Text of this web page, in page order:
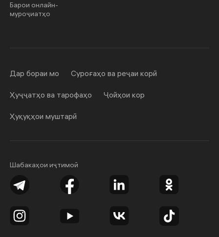
Барои онлайн-
муроҷиатҳо
Шабакаҳои иҷтимоӣ
Дар бораи мо Суроғаҳо ва реҷаи корӣ
Ҳуҷҷатҳо ва тарофаҳо Ҷойҳои кор
Ҳуқуқҳои муштарӣ